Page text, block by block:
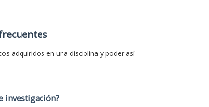
adquiridos en una disciplina y poder así
investigación?